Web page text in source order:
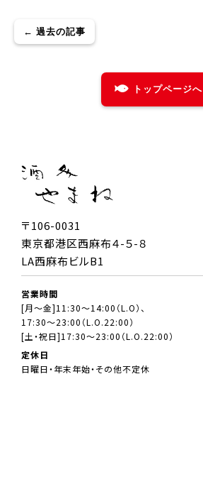
← 過去の記事
トップページへ
〒106-0031
東京都港区西麻布４-５-８
LA西麻布ビルB1
営業時間
[月～金]11:30～14:00（L.O）、
17:30～23:00（L.O.22:00）
[土・祝日]17:30～23:00（L.O.22:00）
定休日
日曜日・年末年始・その他不定休